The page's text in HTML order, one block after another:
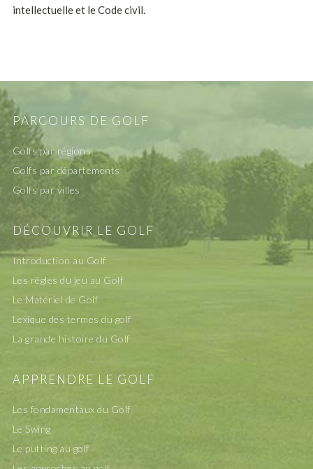
intellectuelle et le Code civil.
PARCOURS DE GOLF
Golfs par régions
Golfs par départements
Golfs par villes
DÉCOUVRIR LE GOLF
Introduction au Golf
Les rêgles du jeu au Golf
Le Matériel de Golf
Lexique des termes du golf
La grande histoire du Golf
APPRENDRE LE GOLF
Les fondamentaux du Golf
Le Swing
Le putting au golf